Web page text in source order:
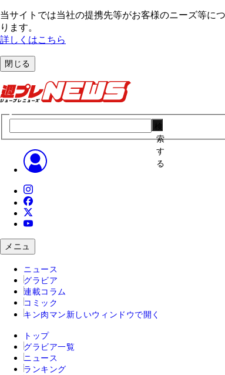
当サイトでは当社の提携先等がお客様のニーズ等に
ります。
詳しくはこちら
閉じる
索
す
る
メニュ
ニュース
グラビア
連載コラム
コミック
キン肉マン 新しいウィンドウで開く
トップ
グラビア一覧
ニュース
ランキング